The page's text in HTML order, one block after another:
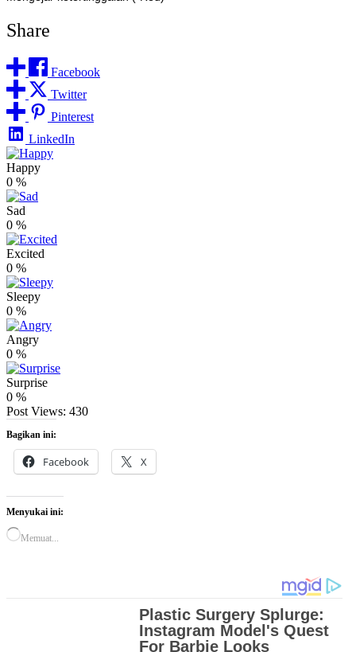
Share
Facebook
Twitter
Pinterest
LinkedIn
Happy
0 %
Sad
0 %
Excited
0 %
Sleepy
0 %
Angry
0 %
Surprise
0 %
Post Views: 430
Bagikan ini:
Facebook X
Menyukai ini:
Memuat...